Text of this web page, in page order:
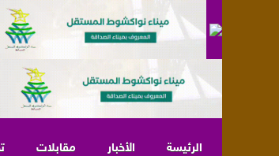
الرئيسة الأخبار مقابلات